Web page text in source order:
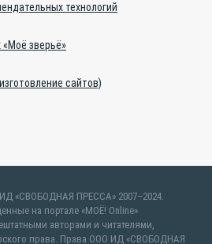
технологий
зверьё»
сайтов)
«СВОБОДНАЯ ПРЕССА» 2007–2024.
на портале «МОЁ! Online»
авторами и читателями,
права. Права ООО ИД «СВОБОДНАЯ